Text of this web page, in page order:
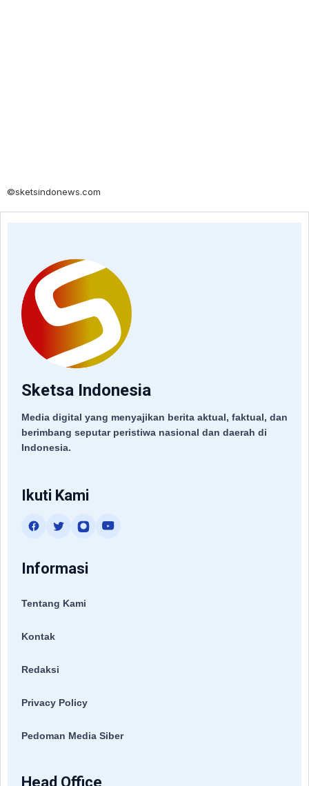
©sketsindonews.com
Sketsa Indonesia
Media digital yang menyajikan berita aktual, faktual, dan
berimbang seputar peristiwa nasional dan daerah di
Indonesia.
Ikuti Kami
Informasi
Tentang Kami
Kontak
Redaksi
Privacy Policy
Pedoman Media Siber
Head Office